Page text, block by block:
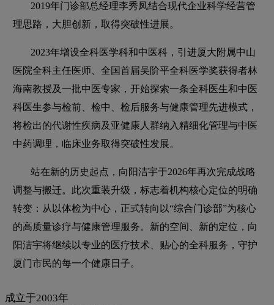
2019年门诊部总经理李秀凤结合现代企业科学经营管
理思路，大胆创新，取得突破性进展。
2023年增设全科医学科和中医科，引进厦大附属中山
医院全科主任医师、全国首届吴阶平全科医学奖获得者林
海南教授及一批中医专家，开始探索一条全科医生和中医
科医生参与检前、检中、检后服务与健康管理先进模式，
将检出的代谢性疾病及亚健康人群纳入精细化管理与中医
中药调理，临床业务取得突破性发展。
站在新的历史起点，向阳洁宇于2026年再次完成战略
调整与搬迁。此次重装升级，标志着机构核心定位的明确
转变：从以体检为中心，正式转向以“综合门诊部”为核心
的高质量诊疗与健康管理服务。新的空间、新的定位，向
阳洁宇将继续以专业的医疗技术、贴心的全科服务，守护
厦门市民的每一个健康日子。
成立于2003年